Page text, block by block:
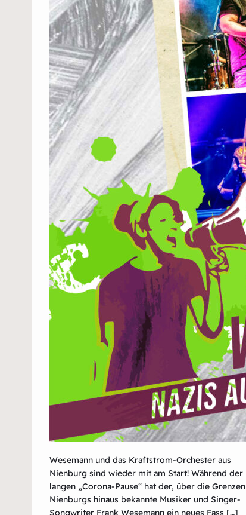
Wesemann und das Kraftstrom-Orchester aus
Nienburg sind wieder mit am Start! Während der
langen „Corona-Pause“ hat der, über die Grenzen
Nienburgs hinaus bekannte Musiker und Singer-
Songwriter Frank Wesemann ein neues Fass […]